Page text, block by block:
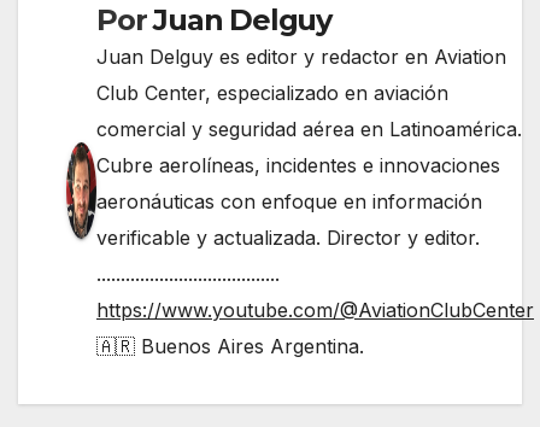
PorJuan Delguy
Juan Delguy es editor y redactor en Aviation
Club Center, especializado en aviación
comercial y seguridad aérea en Latinoamérica.
Cubre aerolíneas, incidentes e innovaciones
aeronáuticas con enfoque en información
verificable y actualizada. Director y editor.
......................................
https://www.youtube.com/@AviationClubCenter
🇦🇷 Buenos Aires Argentina.